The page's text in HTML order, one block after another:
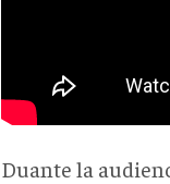
Duante la